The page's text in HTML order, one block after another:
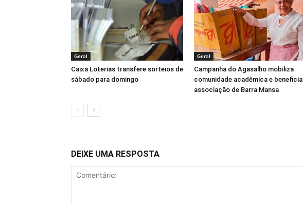
Geral
Caixa Loterias transfere sorteios de
sábado para domingo
Geral
Campanha do Agasalho mobiliza
comunidade acadêmica e beneficia
associação de Barra Mansa
DEIXE UMA RESPOSTA